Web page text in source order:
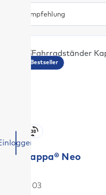
Bestseller
Kappa® Neo
F103